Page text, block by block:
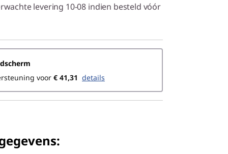
levering 10-08 indien besteld vóór
voor € 41,31 Details